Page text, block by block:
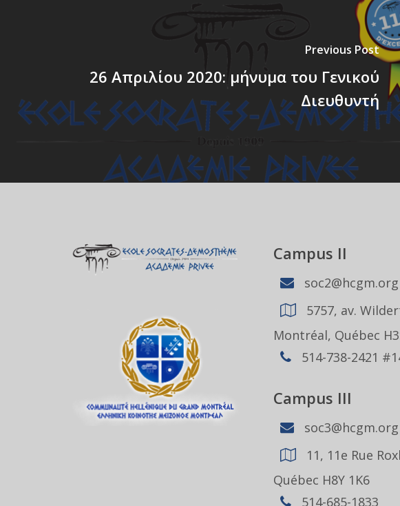
Previous Post
26 Απριλίου 2020: μήνυμα του Γενικού
Διευθυντή
Campus II
soc2@hcgm.org
5757, av.
Montréal, Québec
514-738-2421
Campus III
soc3@hcgm.org
11, 11e Rue
Québec H8Y 1K6
514-685-1833